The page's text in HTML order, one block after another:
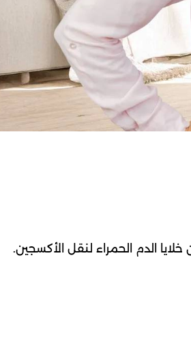
الدم الحمراء لنقل الأكسجين.